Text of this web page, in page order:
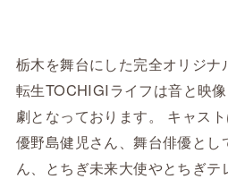
栃木を舞台にした完全オリジ
転生TOCHIGIライフは音と映
劇となっております。 キャス
優野島健児さん、舞台俳優とし
ん、とちぎ未来大使やとちぎ